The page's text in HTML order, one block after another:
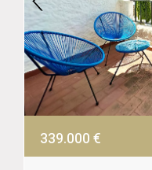
339.000 €